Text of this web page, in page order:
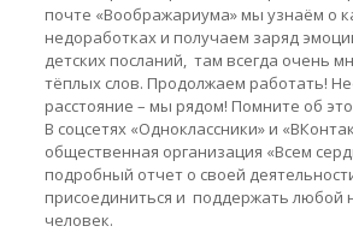
почте «Воображариума» мы узнаём о
недоработках и получаем заряд
детских посланий, там всегда очень
тёплых слов. Продолжаем работать!
расстояние – мы рядом! Помните об
В соцсетях «Одноклассники» и
общественная организация «Всем
подробный отчет о своей
присоединиться и поддержать
человек.